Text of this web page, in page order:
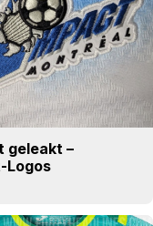
geleakt –
Logos